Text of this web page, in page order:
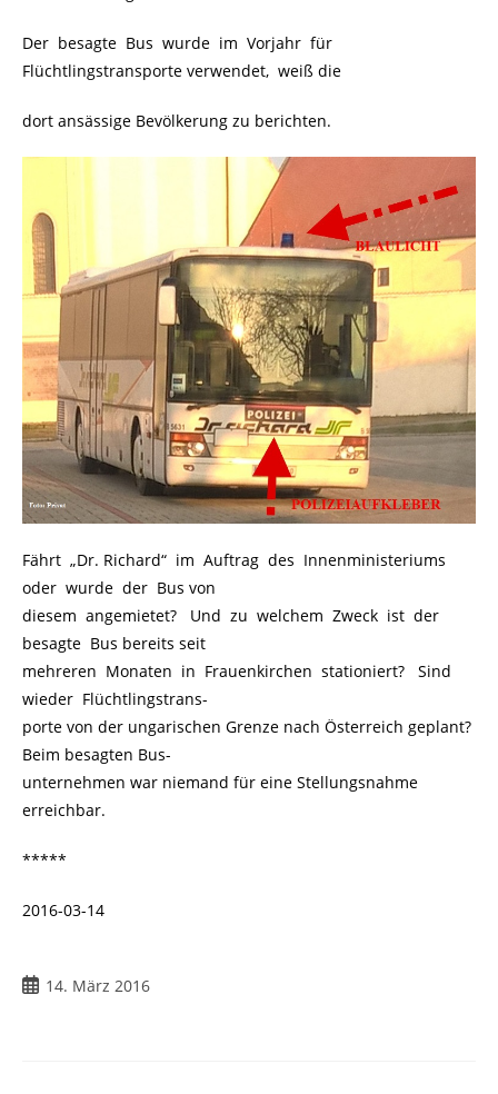
Der besagte Bus wurde im Vorjahr für
Flüchtlingstransporte verwendet, weiß die
dort ansässige Bevölkerung zu berichten.
Fährt „Dr. Richard“ im Auftrag des Innenministeriums
oder wurde der Bus von
diesem angemietet? Und zu welchem Zweck ist der
besagte Bus bereits seit
mehreren Monaten in Frauenkirchen stationiert? Sind
wieder Flüchtlingstrans-
porte von der ungarischen Grenze nach Österreich geplant?
Beim besagten Bus-
unternehmen war niemand für eine Stellungsnahme
erreichbar.
*****
2016-03-14
Beitrag14. März 2016